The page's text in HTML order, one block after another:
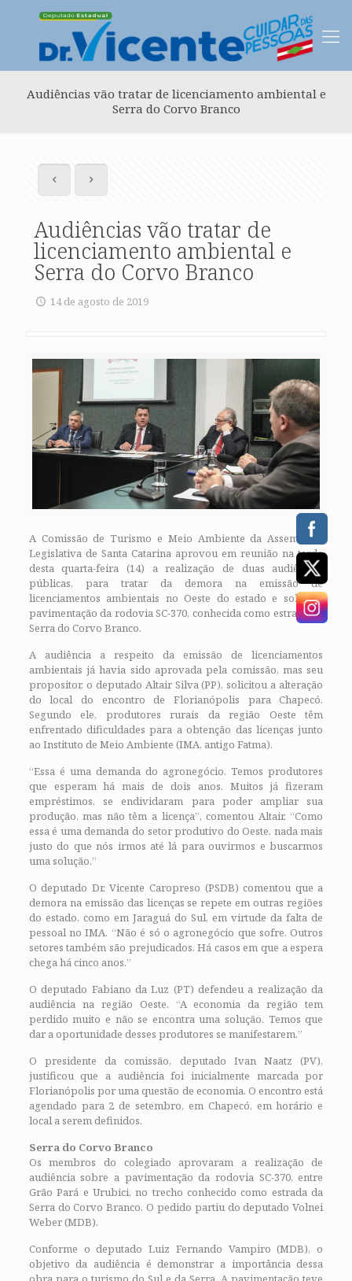
Audiências vão tratar de licenciamento ambiental e
Serra do Corvo Branco
Audiências vão tratar de
licenciamento ambiental e
Serra do Corvo Branco
14 de agosto de 2019
A Comissão de Turismo e Meio Ambiente da Assembleia
Legislativa de Santa Catarina aprovou em reunião na tarde
desta quarta-feira (14) a realização de duas audiências
públicas, para tratar da demora na emissão de
licenciamentos ambientais no Oeste do estado e sobre a
pavimentação da rodovia SC-370, conhecida como estrada da
Serra do Corvo Branco.
A audiência a respeito da emissão de licenciamentos
ambientais já havia sido aprovada pela comissão, mas seu
propositor, o deputado Altair Silva (PP), solicitou a alteração
do local do encontro de Florianópolis para Chapecó.
Segundo ele, produtores rurais da região Oeste têm
enfrentado dificuldades para a obtenção das licenças junto
ao Instituto de Meio Ambiente (IMA, antigo Fatma).
“Essa é uma demanda do agronegócio. Temos produtores
que esperam há mais de dois anos. Muitos já fizeram
empréstimos, se endividaram para poder ampliar sua
produção, mas não têm a licença”, comentou Altair. “Como
essa é uma demanda do setor produtivo do Oeste, nada mais
justo do que nós irmos até lá para ouvirmos e buscarmos
uma solução.”
O deputado Dr. Vicente Caropreso (PSDB) comentou que a
demora na emissão das licenças se repete em outras regiões
do estado, como em Jaraguá do Sul, em virtude da falta de
pessoal no IMA. “Não é só o agronegócio que sofre. Outros
setores também são prejudicados. Há casos em que a espera
chega há cinco anos.”
O deputado Fabiano da Luz (PT) defendeu a realização da
audiência na região Oeste. “A economia da região tem
perdido muito e não se encontra uma solução. Temos que
dar a oportunidade desses produtores se manifestarem.”
O presidente da comissão, deputado Ivan Naatz (PV),
justificou que a audiência foi inicialmente marcada por
Florianópolis por uma questão de economia. O encontro está
agendado para 2 de setembro, em Chapecó, em horário e
local a serem definidos.
Serra do Corvo Branco
Os membros do colegiado aprovaram a realização de
audiência sobre a pavimentação da rodovia SC-370, entre
Grão Pará e Urubici, no trecho conhecido como estrada da
Serra do Corvo Branco. O pedido partiu do deputado Volnei
Weber (MDB).
Conforme o deputado Luiz Fernando Vampiro (MDB), o
objetivo da audiência é demonstrar a importância dessa